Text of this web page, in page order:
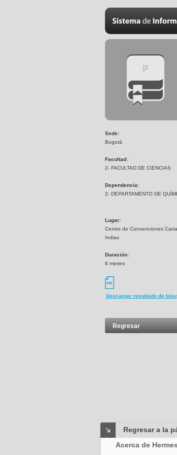
Sede:
Bogotá
Facultad:
2- FACULTAD DE CIENCIAS
Dependencia:
2- DEPARTAMENTO DE
Lugar:
Centro de Convenciones
Indias
Duración:
6 meses
Descargar resultado de
Regresar
Regresar a la
Acerca de